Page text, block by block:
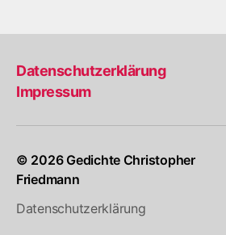
Datenschutzerklärung
Impressum
© 2026 Gedichte Christopher
Friedmann
Datenschutzerklärung